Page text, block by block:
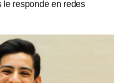
le responde en redes